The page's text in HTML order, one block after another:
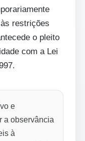
restrições
o pleito
com a Lei
e
a observância
à